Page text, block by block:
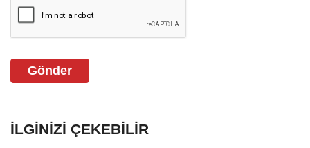
Gönder
İLGINIZI ÇEKEBILIR